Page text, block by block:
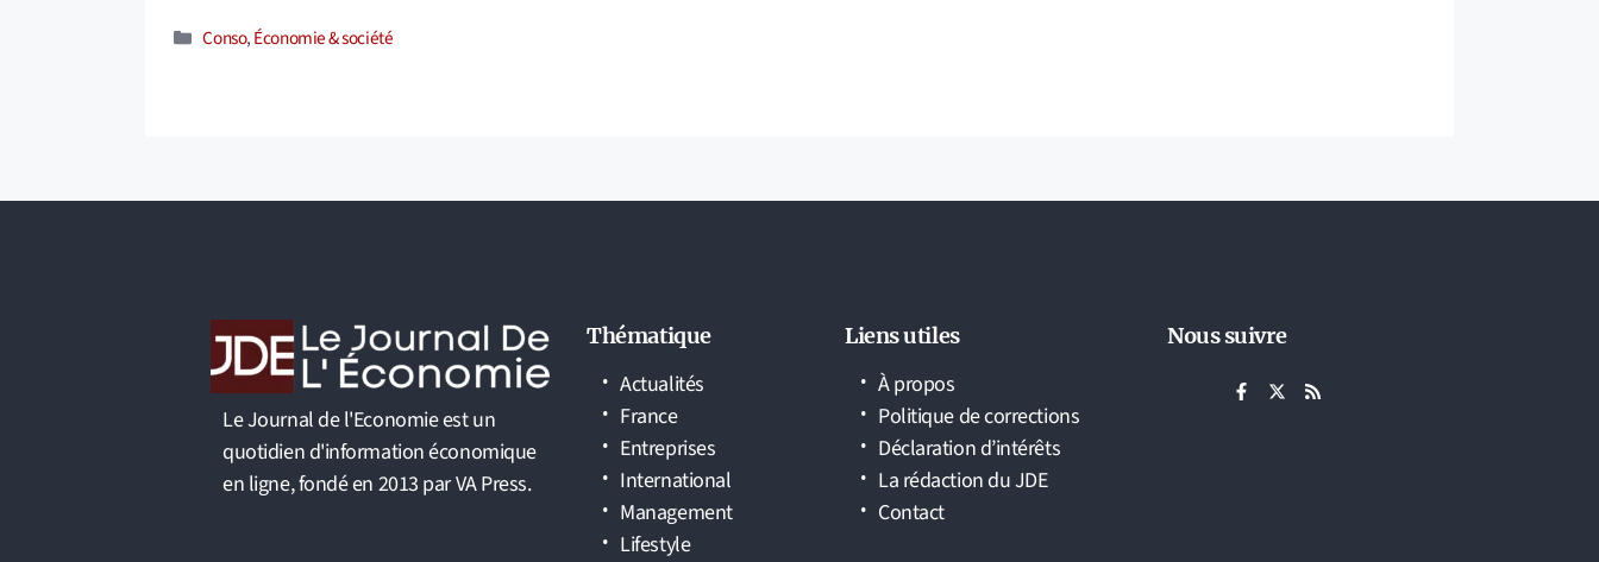
Catégories
Conso,Économie & société
Le Journal de l'Economie est un
quotidien d'information économique
en ligne, fondé en 2013 par VA Press.
Thématique
Actualités
France
Entreprises
International
Management
Lifestyle
Liens utiles
À propos
Politique de corrections
Déclaration d’intérêts
La rédaction du JDE
Contact
Nous suivre